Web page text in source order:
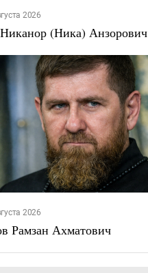
2026
(Ника) Анзорович
2026
Рамзан Ахматович